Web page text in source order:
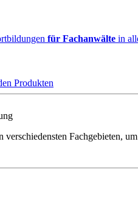
für Fachanwälte in
Produkten
Fachgebieten,